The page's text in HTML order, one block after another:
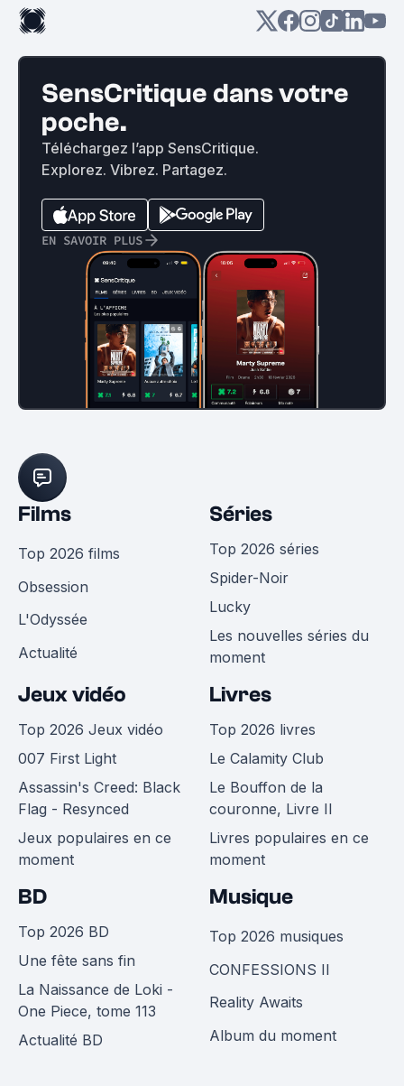
SensCritique dans votre
poche.
Téléchargez l’app SensCritique.
Explorez. Vibrez. Partagez.
EN SAVOIR PLUS
Films
Top 2026 films
Obsession
L'Odyssée
Actualité
Séries
Top 2026 séries
Spider-Noir
Lucky
Les nouvelles séries du
moment
Jeux vidéo
Top 2026 Jeux vidéo
007 First Light
Assassin's Creed: Black
Flag - Resynced
Jeux populaires en ce
moment
Livres
Top 2026 livres
Le Calamity Club
Le Bouffon de la
couronne, Livre II
Livres populaires en ce
moment
BD
Top 2026 BD
Une fête sans fin
La Naissance de Loki -
One Piece, tome 113
Actualité BD
Musique
Top 2026 musiques
CONFESSIONS II
Reality Awaits
Album du moment